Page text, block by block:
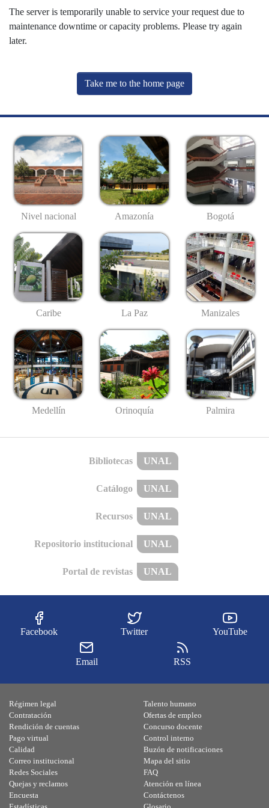
The server is temporarily unable to service your request due to
maintenance downtime or capacity problems. Please try again
later.
Take me to the home page
Nivel nacional Amazonía Bogotá
Caribe La Paz Manizales
Medellín Orinoquía Palmira
Bibliotecas UNAL
Catálogo UNAL
Recursos UNAL
Repositorio institucional UNAL
Portal de revistas UNAL
Facebook Twitter YouTube
Email RSS
Régimen legal
Contratación
Rendición de cuentas
Pago virtual
Calidad
Talento humano
Ofertas de empleo
Concurso docente
Control interno
Buzón de notificaciones
Correo institucional
Redes Sociales
Quejas y reclamos
Encuesta
Mapa del sitio
FAQ
Atención en línea
Contáctenos